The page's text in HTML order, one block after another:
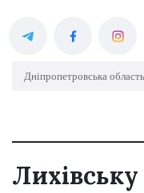
Дніпропетровська область